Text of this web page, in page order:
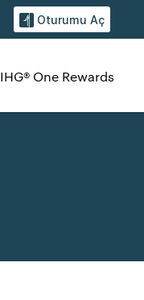
Oturumu Aç
IHG® One Rewards